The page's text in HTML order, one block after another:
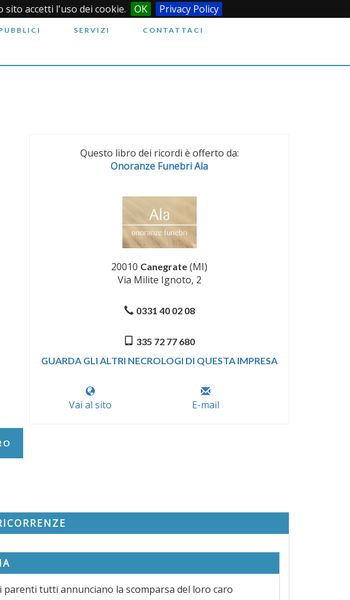
accetti l'uso dei cookie. OK Privacy Policy
SERVIZI CONTATTACI
Questo libro dei ricordi è offerto da:
Onoranze Funebri Ala
20010 Canegrate (MI)
Via Milite Ignoto, 2
0331 40 02 08
335 72 77 680
GUARDA GLI ALTRI NECROLOGI DI QUESTA IMPRESA
Vai al sito E-mail
tutti annunciano la scomparsa del loro caro